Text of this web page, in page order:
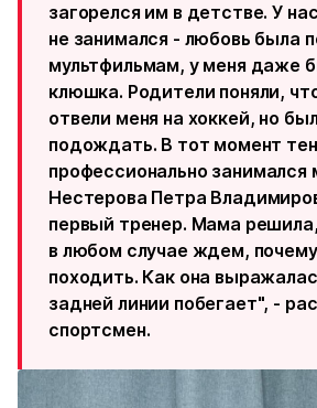
загорелся им в детстве. У
не занимался - любовь была
мультфильмам, у меня даже
клюшка. Родители поняли,
отвели меня на хоккей, но
подождать. В тот момент
профессионально занимался
Нестерова Петра
первый тренер. Мама
в любом случае ждем,
походить. Как она
задней линии побегает", -
спортсмен.